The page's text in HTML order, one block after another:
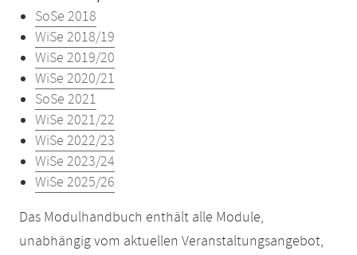
SoSe 2018
WiSe 2018/19
WiSe 2019/20
WiSe 2020/21
SoSe 2021
WiSe 2021/22
WiSe 2022/23
WiSe 2023/24
WiSe 2025/26
Das Modulhandbuch enthält alle Module,
unabhängig vom aktuellen Veranstaltungsangebot,